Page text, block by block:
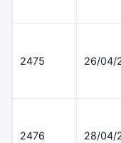
2475 26/04/
2476 28/04/